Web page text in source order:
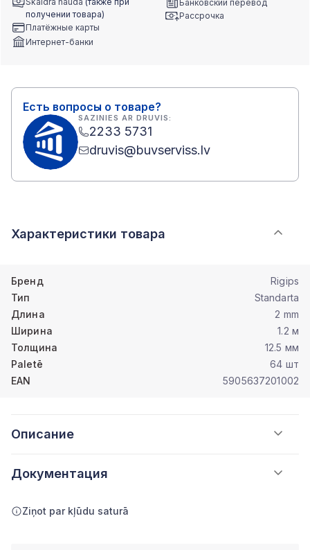
получении товара)
Платёжные карты
Интернет-банки
Банковский перевод
Рассрочка
Есть вопросы о товаре?
SAZINIES AR DRUVIS:
2233 5731
druvis@buvserviss.lv
Характеристики товара
Бренд
Rigips
Тип
Standarta
Длина
2 mm
Ширина
1.2 м
Толщина
12.5 мм
Paletē
64 шт
EAN
5905637201002
Описание
Документация
Ziņot par kļūdu saturā